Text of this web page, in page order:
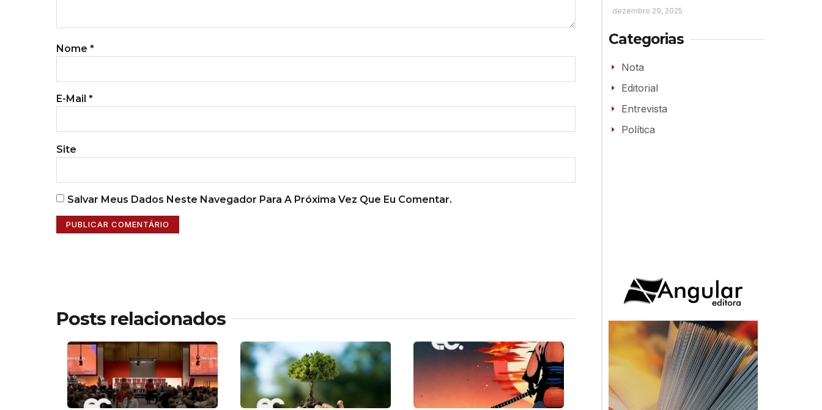
Nome *
E-Mail *
Site
Salvar Meus Dados Neste Navegador Para A Próxima Vez Que Eu Comentar.
Posts relacionados
dezembro 29, 2025
Categorias
Nota
Editorial
Entrevista
Política